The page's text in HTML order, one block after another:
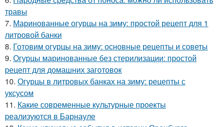
травы
7. Маринованные огурцы на зиму: простой рецепт для 1
литровой банки
8. Готовим огурцы на зиму: основные рецепты и советы
9. Огурцы маринованные без стерилизации: простой
рецепт для домашних заготовок
10. Огурцы в литровых банках на зиму: рецепты с
уксусом
11. Какие современные культурные проекты
реализуются в Барнауле